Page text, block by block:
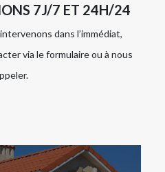
7J/7 ET 24H/24
dans l’immédiat,
via le formulaire ou à nous